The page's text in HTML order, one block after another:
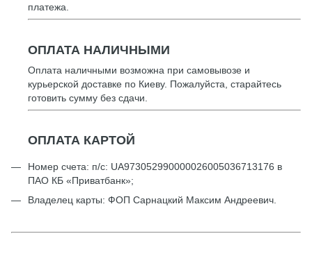
платежа.
ОПЛАТА НАЛИЧНЫМИ
Оплата наличными возможна при самовывозе и
курьерской доставке по Киеву. Пожалуйста, старайтесь
готовить сумму без сдачи.
ОПЛАТА КАРТОЙ
Номер счета: п/с: UА973052990000026005036713176 в
ПАО КБ «Приватбанк»;
Владелец карты: ФОП Сарнацкий Максим Андреевич.